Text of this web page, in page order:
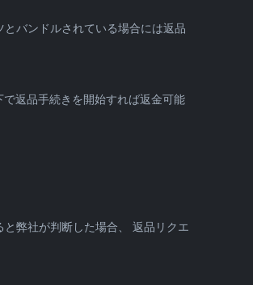
バンドルされている場合には返品
返品手続きを開始すれば返金可能
弊社が判断した場合、 返品リクエ